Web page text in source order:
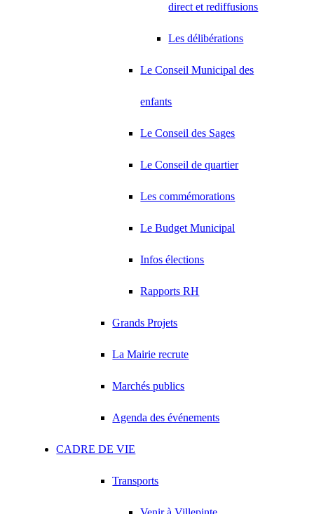
direct et rediffusions
Les délibérations
Le Conseil Municipal des
enfants
Le Conseil des Sages
Le Conseil de quartier
Les commémorations
Le Budget Municipal
Infos élections
Rapports RH
Grands Projets
La Mairie recrute
Marchés publics
Agenda des événements
CADRE DE VIE
Transports